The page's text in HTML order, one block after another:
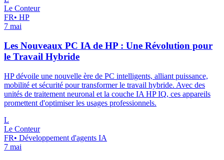
Le Conteur
FR• HP
7 mai
Les Nouveaux PC IA de HP : Une Révolution pour
le Travail Hybride
HP dévoile une nouvelle ère de PC intelligents, alliant puissance,
mobilité et sécurité pour transformer le travail hybride. Avec des
unités de traitement neuronal et la couche IA HP IQ, ces appareils
promettent d'optimiser les usages professionnels.
L
Le Conteur
FR• Développement d'agents IA
7 mai